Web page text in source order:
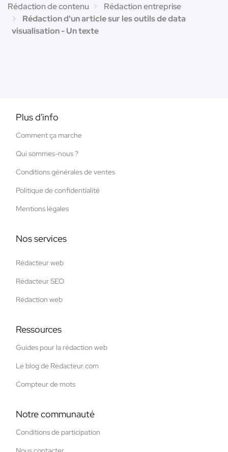
Rédaction de contenu
Rédaction entreprise
Rédaction d'un article sur les outils de data
visualisation - Un texte
Plus d'info
Comment ça marche
Qui sommes-nous ?
Conditions générales de ventes
Politique de confidentialité
Mentions légales
Nos services
Rédacteur web
Rédacteur SEO
Rédaction web
Ressources
Guides pour la rédaction web
Le blog de Redacteur.com
Compteur de mots
Notre communauté
Conditions de participation